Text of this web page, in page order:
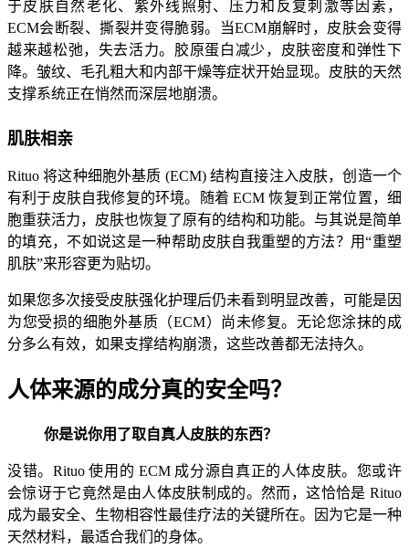
于皮肤自然老化、紫外线照射、压力和反复刺激等因素，
ECM会断裂、撕裂并变得脆弱。当ECM崩解时，皮肤会变得
越来越松弛，失去活力。胶原蛋白减少，皮肤密度和弹性下
降。皱纹、毛孔粗大和内部干燥等症状开始显现。皮肤的天然
支撑系统正在悄然而深层地崩溃。
肌肤相亲
Rituo 将这种细胞外基质 (ECM) 结构直接注入皮肤，创造一个
有利于皮肤自我修复的环境。随着 ECM 恢复到正常位置，细
胞重获活力，皮肤也恢复了原有的结构和功能。与其说是简单
的填充，不如说这是一种帮助皮肤自我重塑的方法？用“重塑
肌肤”来形容更为贴切。
如果您多次接受皮肤强化护理后仍未看到明显改善，可能是因
为您受损的细胞外基质（ECM）尚未修复。无论您涂抹的成
分多么有效，如果支撑结构崩溃，这些改善都无法持久。
人体来源的成分真的安全吗？
你是说你用了取自真人皮肤的东西？
没错。Rituo 使用的 ECM 成分源自真正的人体皮肤。您或许
会惊讶于它竟然是由人体皮肤制成的。然而，这恰恰是 Rituo
成为最安全、生物相容性最佳疗法的关键所在。因为它是一种
天然材料，最适合我们的身体。